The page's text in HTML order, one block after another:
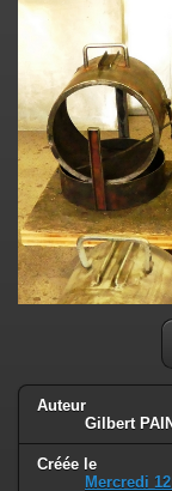
Auteur
Gilbert
Créée le
Mercredi